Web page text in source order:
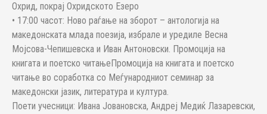
Охрид, покрај Охридското Езеро
• 17:00 часот: Ново раѓање на зборот – антологија на
македонската млада поезија, избрале и уредиле Весна
Мојсова-Чепишевска и Иван Антоновски. Промоција на
книгата и поетско читањеПромоција на книгата и поетско
читање во соработка со Меѓународниот семинар за
македонски јазик, литература и култура.
Поети учесници: Ивана Јовановска, Андреј Медиќ Лазаревски,